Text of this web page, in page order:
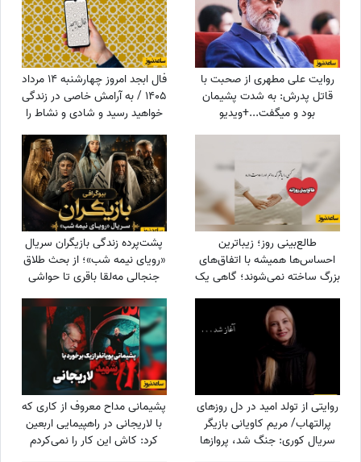
روایت علی مطهری از صحبت با
قاتل پدرش: به شدت پشیمان
بود و میگفت...+ویدیو
فال ابجد امروز چهارشنبه 14 مرداد
1405 / به آرامش خاصی در زندگی
خواهید رسید و شادی و نشاط را
در آینده به دست می‌آورید
طالع‌بینی روز؛ زیباترین
احساس‌ها همیشه با اتفاق‌های
بزرگ ساخته نمی‌شوند؛ گاهی یک
نگاه یا یک توجه کوتاه می‌تواند
یک روز معمولی را به خاطره‌ای
خاص تبدیل کند / پنج‌شنبه 15
مرداد 1405
پشت‌پرده زندگی بازیگران سریال
«رویای نیمه شب»؛ از بحث طلاق
جنجالی مه‌لقا باقری تا حواشی
تفاوت سنی حسن معجونی و
همسرش و داغ سنگینی که نسیم
ادبی را پیر کرد!
روایتی از تولد امید در دل روزهای
پرالتهاب/ مریم کاویانی بازیگر
سریال کوری: جنگ شد، پروازها
کنسل شد و من در دبی موندنی
پشیمانی مداح معروف از کاری که
با لاریجانی در راهپیمایی اربعین
کرد: کاش این کار را نمی‌کردم